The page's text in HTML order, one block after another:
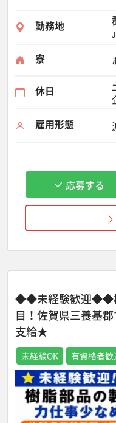
勤務地
寮
休日
雇用形態
応募する
◆◆未経験歓迎◆◆
目！佐賀県三養基
支給★
未経験OK 有資格者歓